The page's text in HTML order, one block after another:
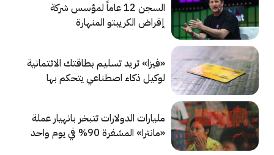
السجن 12 عاماً لمؤسس شركة
إقراض الكريبتو المنهارة
«فيزا» تريد تسليم بطاقتك الائتمانية
لوكيل ذكاء اصطناعي يتحكم بها
مليارات الدولارات تتبخر بانهيار عملة
«مانترا» المشفرة 90% في يوم واحد